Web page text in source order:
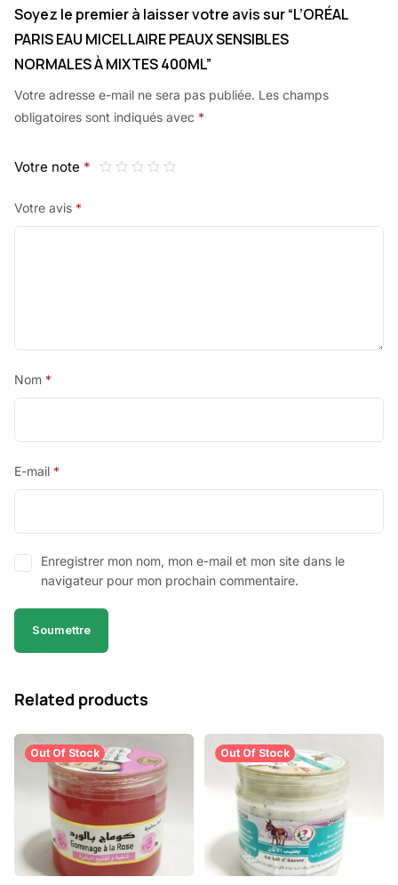
Soyez le premier à laisser votre avis sur “L’ORÉAL
PARIS EAU MICELLAIRE PEAUX SENSIBLES
NORMALES À MIXTES 400ML”
Votre adresse e-mail ne sera pas publiée. Les champs
obligatoires sont indiqués avec *
Votre note *
Votre avis *
Nom *
E-mail *
Enregistrer mon nom, mon e-mail et mon site dans le
navigateur pour mon prochain commentaire.
Related products
Out Of Stock Out Of Stock